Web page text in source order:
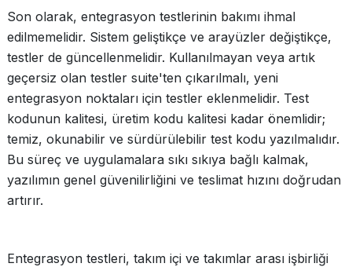
Son olarak, entegrasyon testlerinin bakımı ihmal
edilmemelidir. Sistem geliştikçe ve arayüzler değiştikçe,
testler de güncellenmelidir. Kullanılmayan veya artık
geçersiz olan testler suite'ten çıkarılmalı, yeni
entegrasyon noktaları için testler eklenmelidir. Test
kodunun kalitesi, üretim kodu kalitesi kadar önemlidir;
temiz, okunabilir ve sürdürülebilir test kodu yazılmalıdır.
Bu süreç ve uygulamalara sıkı sıkıya bağlı kalmak,
yazılımın genel güvenilirliğini ve teslimat hızını doğrudan
artırır.
Entegrasyon testleri, takım içi ve takımlar arası işbirliği